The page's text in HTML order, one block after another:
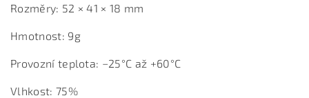
Rozměry: 52 × 41 × 18 mm
Hmotnost: 9g
Provozní teplota: −25°C až +60°C
Vlhkost: 75%